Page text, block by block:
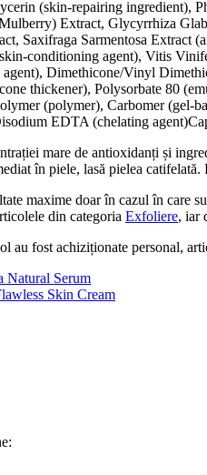
(skin-repairing ingredient),
Extract, Glycyrrhiza
Saxifraga Sarmentosa
conditioning agent), Vitis
Dimethicone/Vinyl
thickener), Polysorbate 80
(polymer), Carbomer (gel-
EDTA (chelating
mare de antioxidanți și
în piele, lasă pielea
maxime doar în cazul în
din categoria Exfoliere, iar
au fost achiziționate personal,
Natural Serum
Skin Cream